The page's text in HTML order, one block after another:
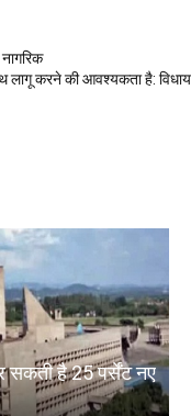
लागू करने की आवश्यकता है:
सकती है 25 पर्सेंट नए